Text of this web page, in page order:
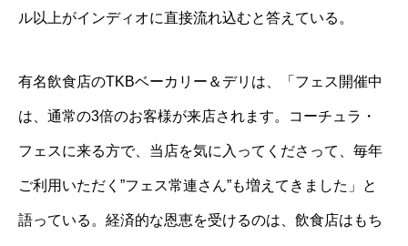
ル以上がインディオに直接流れ込むと答えている。
有名飲食店のTKBベーカリー＆デリは、「フェス開催中
は、通常の3倍のお客様が来店されます。コーチュラ・
フェスに来る方で、当店を気に入ってくださって、毎年
ご利用いただく”フェス常連さん”も増えてきました」と
語っている。経済的な恩恵を受けるのは、飲食店はもち